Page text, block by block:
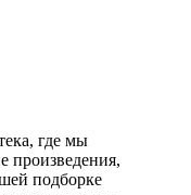
где мы
произведения,
подборке